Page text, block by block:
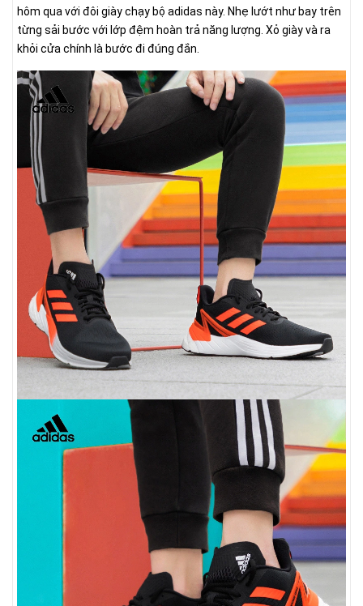
hôm qua với đôi giày chạy bộ adidas này. Nhẹ lướt như bay trên
từng sải bước với lớp đệm hoàn trả năng lượng. Xỏ giày và ra
khỏi cửa chính là bước đi đúng đắn.